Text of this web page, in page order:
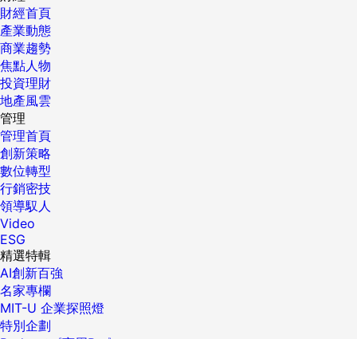
財經首頁
產業動態
商業趨勢
焦點人物
投資理財
地產風雲
管理
管理首頁
創新策略
數位轉型
行銷密技
領導馭人
Video
ESG
精選特輯
AI創新百強
名家專欄
MIT-U 企業探照燈
特別企劃